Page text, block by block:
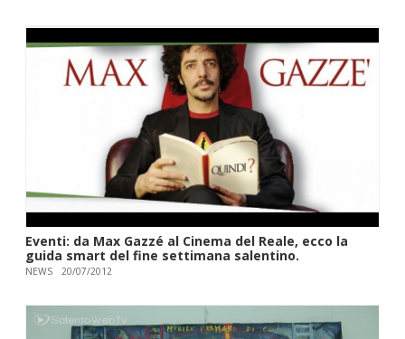
Eventi: da Max Gazzé al Cinema del Reale, ecco la
guida smart del fine settimana salentino.
NEWS 20/07/2012